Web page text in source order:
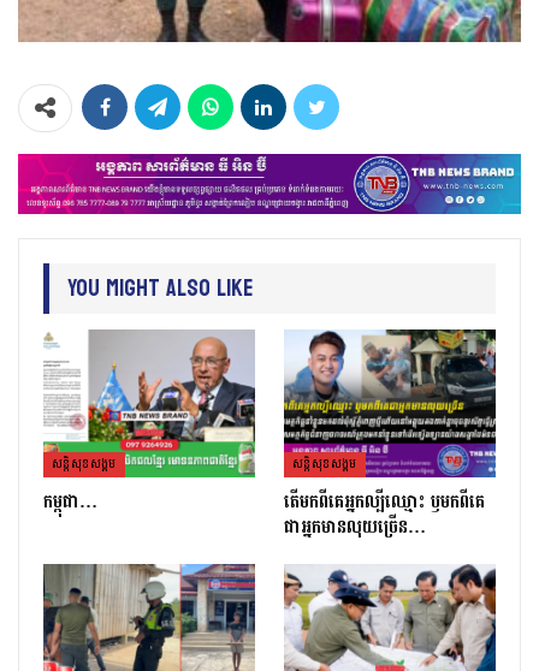
You Might Also Like
សន្តិសុខសង្គម
កម្ពុជា…
សន្តិសុខសង្គម
តេីមកពីគេអ្នកល្បីឈ្មោះ​ ឫមកពីគេ
ជាអ្នកមានលុយច្រេីន​…